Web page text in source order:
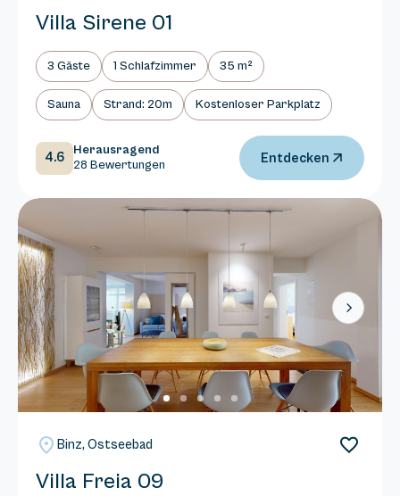
Villa Sirene 01
3 Gäste 1 Schlafzimmer 35 m²
Sauna Strand: 20m Kostenloser Parkplatz
4.6
Herausragend
28 Bewertungen
Entdecken
Next
Binz, Ostseebad
Villa Freia 09